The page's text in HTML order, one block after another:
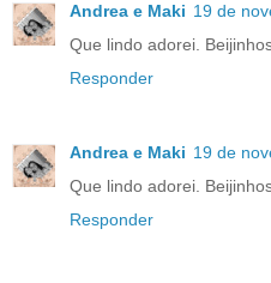
Andrea e Maki 19 de
Que lindo adorei.
Responder
Andrea e Maki 19 de
Que lindo adorei.
Responder